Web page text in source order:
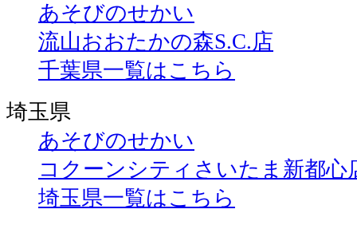
あそびのせかい
流山おおたかの森S.C.店
千葉県一覧はこちら
埼玉県
あそびのせかい
コクーンシティさいたま新都心
埼玉県一覧はこちら